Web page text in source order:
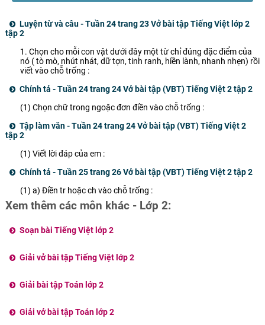
Luyện từ và câu - Tuần 24 trang 23 Vở bài tập Tiếng Việt lớp 2
tập 2
1. Chọn cho mỗi con vật dưới đây một từ chỉ đúng đặc điểm của
nó ( tò mò, nhút nhát, dữ tợn, tinh ranh, hiền lành, nhanh nhẹn) rồi
viết vào chỗ trống :
Chính tả - Tuần 24 trang 24 Vở bài tập (VBT) Tiếng Việt 2 tập 2
(1) Chọn chữ trong ngoặc đơn điền vào chỗ trống :
Tập làm văn - Tuần 24 trang 24 Vở bài tập (VBT) Tiếng Việt 2
tập 2
(1) Viết lời đáp của em :
Chính tả - Tuần 25 trang 26 Vở bài tập (VBT) Tiếng Việt 2 tập 2
(1) a) Điền tr hoặc ch vào chỗ trống :
Xem thêm các môn khác - Lớp 2:
Soạn bài Tiếng Việt lớp 2
Giải vở bài tập Tiếng Việt lớp 2
Giải bài tập Toán lớp 2
Giải vở bài tập Toán lớp 2